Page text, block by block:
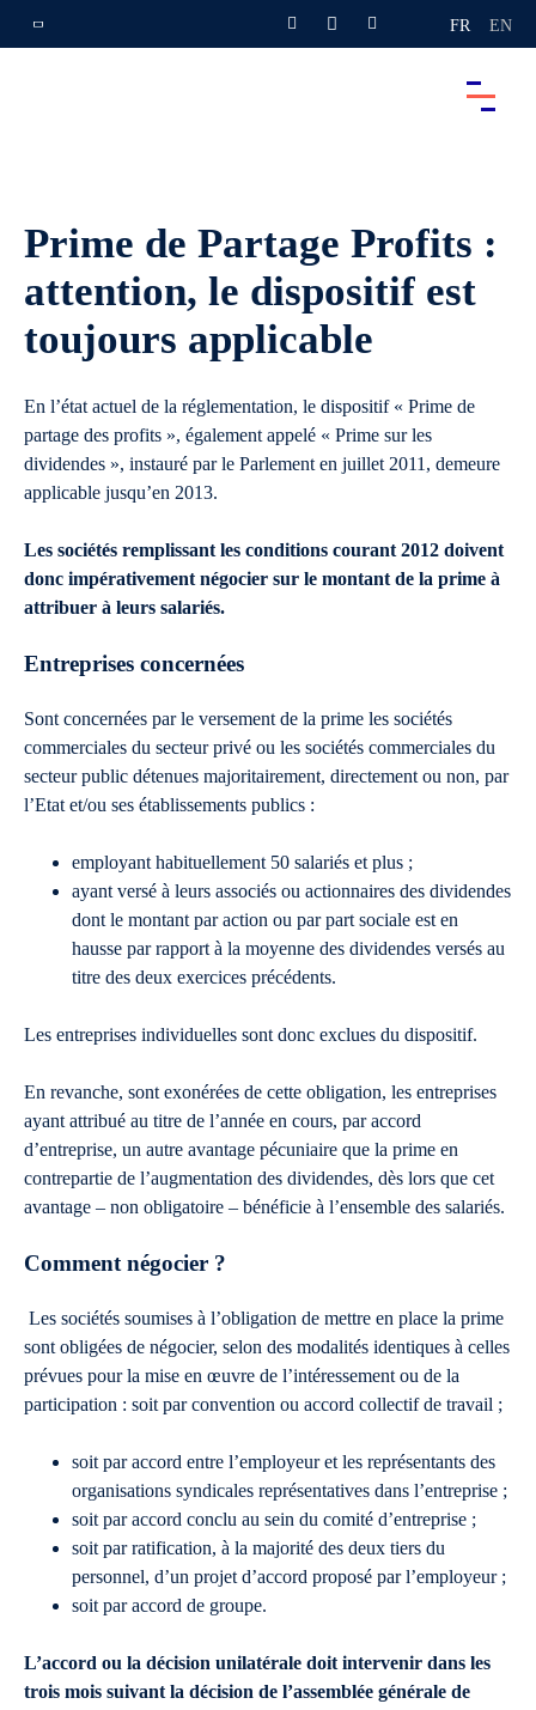
FR EN
Prime de Partage Profits :
attention, le dispositif est
toujours applicable
En l’état actuel de la réglementation, le dispositif « Prime de
partage des profits », également appelé « Prime sur les
dividendes », instauré par le Parlement en juillet 2011, demeure
applicable jusqu’en 2013.
Les sociétés remplissant les conditions courant 2012 doivent
donc impérativement négocier sur le montant de la prime à
attribuer à leurs salariés.
Entreprises concernées
Sont concernées par le versement de la prime les sociétés
commerciales du secteur privé ou les sociétés commerciales du
secteur public détenues majoritairement, directement ou non, par
l’Etat et/ou ses établissements publics :
employant habituellement 50 salariés et plus ;
ayant versé à leurs associés ou actionnaires des dividendes
dont le montant par action ou par part sociale est en
hausse par rapport à la moyenne des dividendes versés au
titre des deux exercices précédents.
Les entreprises individuelles sont donc exclues du dispositif.
En revanche, sont exonérées de cette obligation, les entreprises
ayant attribué au titre de l’année en cours, par accord
d’entreprise, un autre avantage pécuniaire que la prime en
contrepartie de l’augmentation des dividendes, dès lors que cet
avantage – non obligatoire – bénéficie à l’ensemble des salariés.
Comment négocier ?
Les sociétés soumises à l’obligation de mettre en place la prime
sont obligées de négocier, selon des modalités identiques à celles
prévues pour la mise en œuvre de l’intéressement ou de la
participation : soit par convention ou accord collectif de travail ;
soit par accord entre l’employeur et les représentants des
organisations syndicales représentatives dans l’entreprise ;
soit par accord conclu au sein du comité d’entreprise ;
soit par ratification, à la majorité des deux tiers du
personnel, d’un projet d’accord proposé par l’employeur ;
soit par accord de groupe.
L’accord ou la décision unilatérale doit intervenir dans les
trois mois suivant la décision de l’assemblée générale de